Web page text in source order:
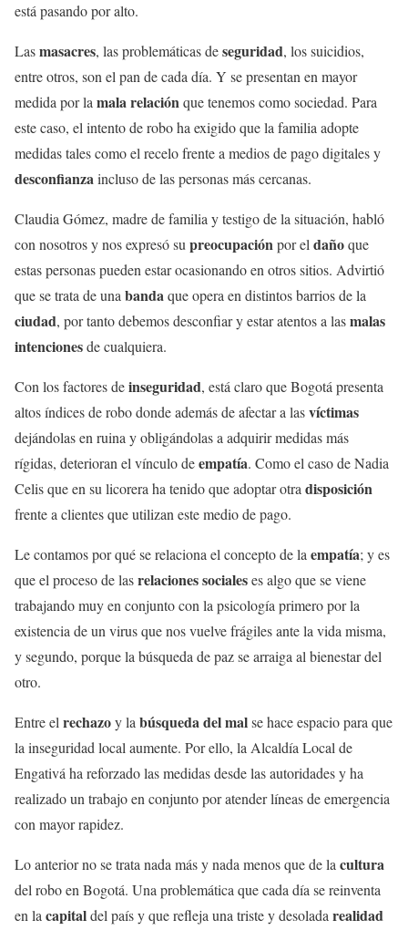
está pasando por alto.
Lasmasacres, las problemáticas deseguridad, los suicidios,
entre otros, son el pan de cada día. Y se presentan en mayor
medida por la mala relaciónque tenemos como sociedad. Para
este caso, el intento de robo ha exigido que la familia adopte
medidas tales como el recelo frente a medios de pago digitales y
desconfianzaincluso de las personas más cercanas.
Claudia Gómez, madre de familia y testigo de la situación, habló
con nosotros y nos expresó su preocupaciónpor el dañoque
estas personas pueden estar ocasionando en otros sitios. Advirtió
que se trata de una bandaque opera en distintos barrios de la
ciudad, por tanto debemos desconfiar y estar atentos a lasmalas
intencionesde cualquiera.
Con los factores deinseguridad, está claro que Bogotá presenta
altos índices de robo donde además de afectar a lasvíctimas
dejándolas en ruina y obligándolas a adquirir medidas más
rígidas, deterioran el vínculo deempatía. Como el caso de Nadia
Celis que en su licorera ha tenido que adoptar otra disposición
frente a clientes que utilizan este medio de pago.
Le contamos por qué se relaciona el concepto de la empatía; y es
que el proceso de lasrelaciones socialeses algo que se viene
trabajando muy en conjunto con la psicología primero por la
existencia de un virus que nos vuelve frágiles ante la vida misma,
y segundo, porque la búsqueda de paz se arraiga al bienestar del
otro.
Entre el rechazoy la búsqueda del malse hace espacio para que
la inseguridad local aumente. Por ello, la Alcaldía Local de
Engativá ha reforzado las medidas desde las autoridades y ha
realizado un trabajo en conjunto por atender líneas de emergencia
con mayor rapidez.
Lo anterior no se trata nada más y nada menos que de la cultura
del robo en Bogotá. Una problemática que cada día se reinventa
en la capitaldel país y que refleja una triste y desolada realidad